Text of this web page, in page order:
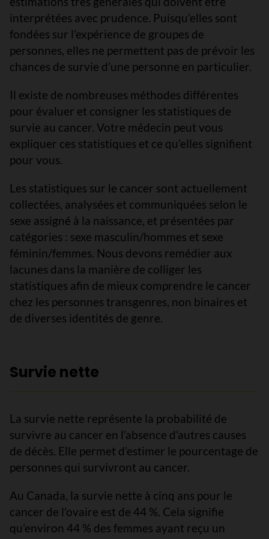
interprétées avec prudence. Puisqu’elles sont
fondées sur l’expérience de groupes de
personnes, elles ne permettent pas de prévoir les
chances de survie d’une personne en particulier.
Il existe de nombreuses méthodes différentes
pour évaluer et consigner les statistiques de
survie au cancer. Votre médecin peut vous
expliquer ces statistiques et ce qu’elles signifient
pour vous.
Les statistiques sur le cancer sont actuellement
collectées, analysées et communiquées selon le
sexe assigné à la naissance, et présentées par
catégories : sexe masculin/hommes et sexe
féminin/femmes. Nous devons remédier aux
lacunes dans la manière de colliger les
statistiques afin de mieux comprendre le cancer
chez les personnes transgenres, non binaires et
de diverses identités de genre.
Survie nette
La survie nette représente la probabilité de
survivre au cancer en l’absence d’autres causes
de décès. Elle permet d’estimer le pourcentage de
personnes qui survivront au cancer.
Au Canada, la survie nette à cinq ans pour le
cancer de l'ovaire est de 44 %. Cela signifie
qu’environ 44 % des femmes ayant reçu un